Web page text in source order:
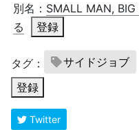
別名： SMALL MAN,
る
登録
タグ： サイドジョブ
登録
Twitter